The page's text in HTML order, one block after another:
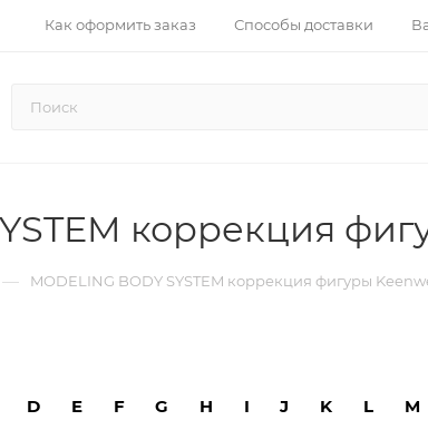
Как оформить заказ Способы доставки
коррекция
— MODELING BODY SYSTEM коррекция фигуры
D E F G H I J K L M